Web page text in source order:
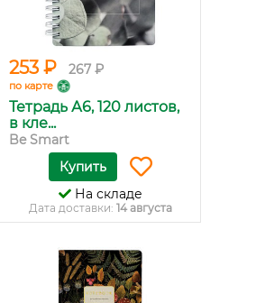
253 ₽ 267 ₽
по карте
Тетрадь А6, 120 листов,
в кле...
Be Smart
Купить
На складе
Дата доставки: 14 августа